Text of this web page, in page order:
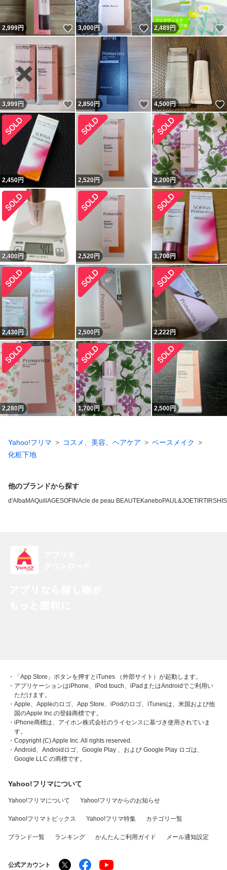
2,999円 いいね！
3,000円 いいね！
2,489円
3,999円 いいね！
2,850円 いいね！
4,500円
2,450円 2,520円 2,200円
2,400円 2,520円 1,700円
2,430円 2,500円 2,222円
2,280円 1,700円 2,500円
Yahoo!フリマ コスメ、美容、ヘアケア
ベースメイク
化粧下地
他のブランドから探す
d'AlbaMAQuillAGESOFINAcle de peau BEAUTEKaneboPAUL&JOETIRTIR
・「App Store」ボタンを押すとiTunes （外部サイト）が起動します。
・アプリケーションはiPhone、iPod touch、iPadまたはAndroidでご利用い
ただけます。
・Apple、Appleのロゴ、App Store、iPodのロゴ、iTunesは、米国および他
国のApple Inc.の登録商標です。
・iPhone商標は、アイホン株式会社のライセンスに基づき使用されていま
す。
・Copyright (C) Apple Inc. All rights reserved.
・Android、Androidロゴ、Google Play 、および Google Play ロゴは、
Google LLC の商標です。
Yahoo!フリマについて
Yahoo!フリマについて Yahoo!フリマからのお知らせ
Yahoo!フリマトピックス Yahoo!フリマ特集 カテゴリ一覧
ブランド一覧 ランキング かんたんご利用ガイド メール通知設定
公式アカウント